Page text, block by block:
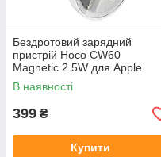
Бездротовий зарядний
пристрій Hoco CW60
Magnetic 2.5W для Apple
Watch портативний магнітний
Type-C
В наявності
399 ₴
Купити